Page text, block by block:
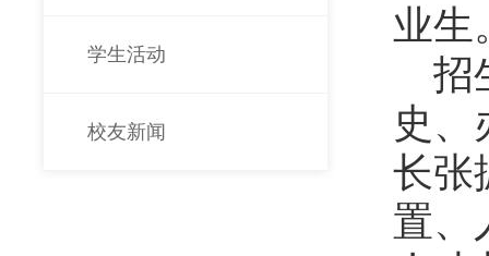
学生活动
校友新闻
业生
招
史、
长张
置、